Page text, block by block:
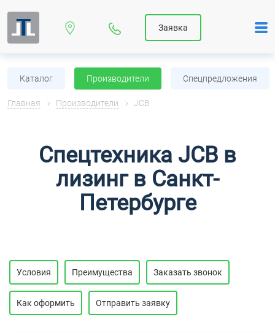
Заявка
Каталог Производители Спецпредложения
Главная Производители JCB
Спецтехника JCB в
лизинг в Санкт-
Петербурге
Условия Преимущества Заказать звонок
Как оформить Отправить заявку